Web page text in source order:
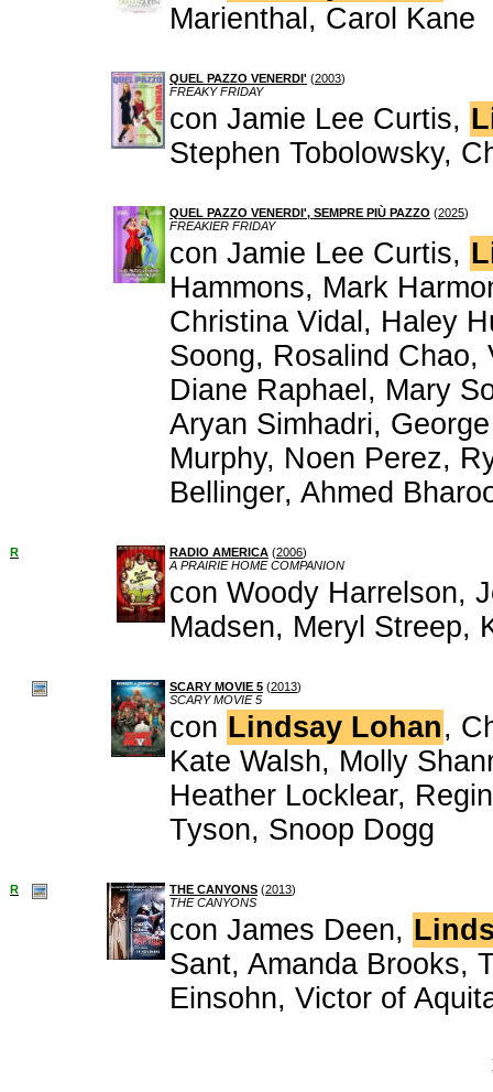
Marienthal, Carol Kane
QUEL PAZZO VENERDI' (2003)
FREAKY FRIDAY
con Jamie Lee Curtis,
Stephen Tobolowsky,
QUEL PAZZO VENERDI', SEMPRE PIÙ PAZZO (2025)
FREAKIER FRIDAY
con Jamie Lee Curtis,
Hammons, Mark
Christina Vidal, Haley
Soong, Rosalind Chao,
Diane Raphael, Mary
Aryan Simhadri,
Murphy, Noen Perez,
Bellinger, Ahmed
R RADIO AMERICA (2006)
A PRAIRIE HOME COMPANION
con Woody Harrelson,
Madsen, Meryl Streep,
SCARY MOVIE 5 (2013)
SCARY MOVIE 5
con Lindsay Lohan,
Kate Walsh, Molly
Heather Locklear,
Tyson, Snoop Dogg
R THE CANYONS (2013)
THE CANYONS
con James Deen,
Sant, Amanda Brooks,
Einsohn, Victor of